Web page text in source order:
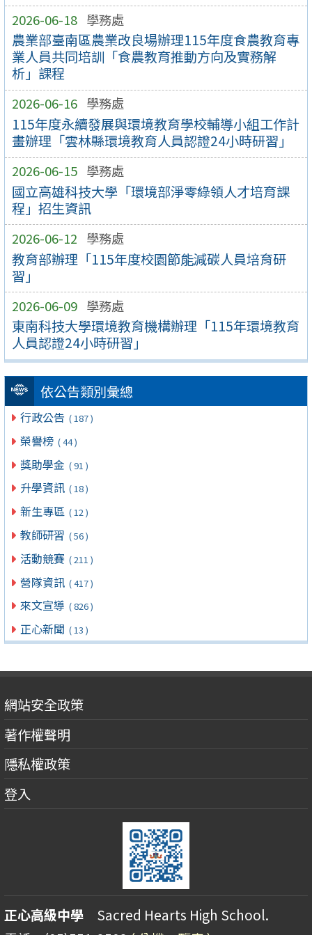
2026-06-18 學務處
農業部臺南區農業改良場辦理115年度食農教育專
業人員共同培訓「食農教育推動方向及實務解
析」課程
2026-06-16 學務處
115年度永續發展與環境教育學校輔導小組工作計
畫辦理「雲林縣環境教育人員認證24小時研習」
2026-06-15 學務處
國立高雄科技大學「環境部淨零綠領人才培育課
程」招生資訊
2026-06-12 學務處
教育部辦理「115年度校園節能減碳人員培育研
習」
2026-06-09 學務處
東南科技大學環境教育機構辦理「115年環境教育
人員認證24小時研習」
依公告類別彙總
行政公告 ( 187 )
榮譽榜 ( 44 )
獎助學金 ( 91 )
升學資訊 ( 18 )
新生專區 ( 12 )
教師研習 ( 56 )
活動競賽 ( 211 )
營隊資訊 ( 417 )
來文宣導 ( 826 )
正心新聞 ( 13 )
網站安全政策
著作權聲明
隱私權政策
登入
正心高級中學 Sacred Hearts High School.